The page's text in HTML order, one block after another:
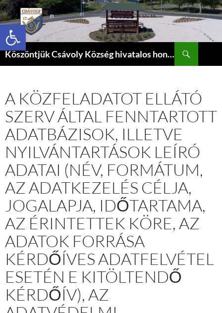
Eszköztár megnyitása
Köszöntjük Csávoly Község hivatalos honlapján.
Keresés
A KÖZFELADATOT ELLÁTÓ
SZERV ÁLTAL FENNTARTOTT
ADATBÁZISOK, ILLETVE
NYILVÁNTARTÁSOK LEÍRÓ
ADATAI (NÉV, FORMÁTUM,
AZ ADATKEZELÉS CÉLJA,
JOGALAPJA, IDŐTARTAMA,
AZ ÉRINTETTEK KÖRE, AZ
ADATOK FORRÁSA
KÉRDŐÍVES ADATFELVÉTEL
ESETÉN E KITÖLTENDŐ
KÉRDŐÍV), AZ